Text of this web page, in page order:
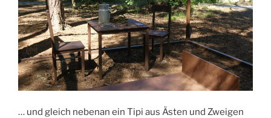
… und gleich nebenan ein Tipi aus Ästen und Zweigen